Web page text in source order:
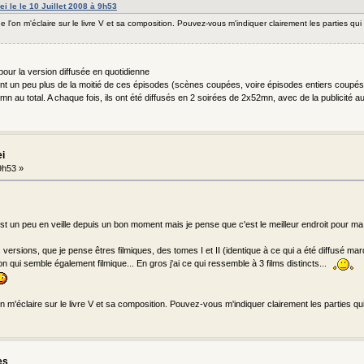
le le 10 Juillet 2008 à 9h53
l'on m'éclaire sur le livre V et sa composition. Pouvez-vous m'indiquer clairement les parties
la version diffusée en quotidienne
un peu plus de la moitié de ces épisodes (scènes coupées, voire épisodes entiers
au total. A chaque fois, ils ont été diffusés en 2 soirées de 2x52mn, avec de la publicité
»
un peu en veille depuis un bon moment mais je pense que c'est le meilleur endroit pour
que je pense êtres filmiques, des tomes I et II (identique à ce qui a été diffusé
qui semble également filmique... En gros j'ai ce qui ressemble à 3 films distincts...
m'éclaire sur le livre V et sa composition. Pouvez-vous m'indiquer clairement les parties